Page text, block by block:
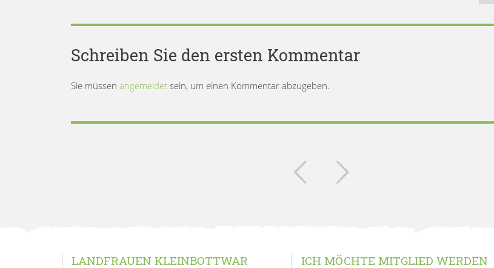
Schreiben Sie den ersten Kommentar
Sie müssen angemeldet sein, um einen Kommentar abzugeben.
LANDFRAUEN KLEINBOTTWAR ICH MÖCHTE MITGLIED WERDEN